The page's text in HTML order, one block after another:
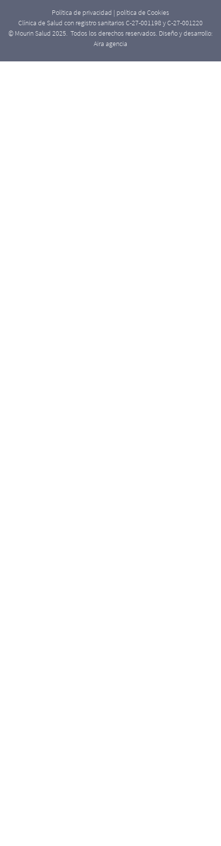
Política de privacidad | política de Cookies
Clínica de Salud con registro sanitarios C-27-001198 y C-27-001220
© Mourin Salud 2025. Todos los derechos reservados. Diseño y desarrollo:
Aira agencia